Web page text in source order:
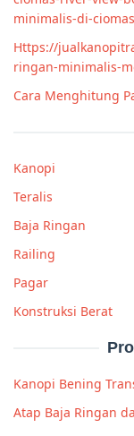
minimalis-di-
Https://
ringan-minimalis-
Cara Menghitung
Kanopi
Teralis
Baja Ringan
Railing
Pagar
Konstruksi Berat
Kanopi Bening
Atap Baja Ringan